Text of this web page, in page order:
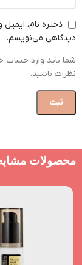
ذخیره نام،
دیدگاهی می‌نویسم.
شما باید وارد حساب
نظرات باشید.
محصولات